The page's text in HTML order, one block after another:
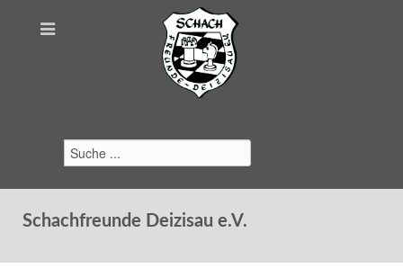
Schachfreunde Deizisau e.V.